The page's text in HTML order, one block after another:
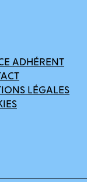
ADHÉRENT
LÉGALES